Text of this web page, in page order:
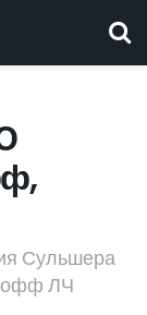
Сульшера
офф ЛЧ